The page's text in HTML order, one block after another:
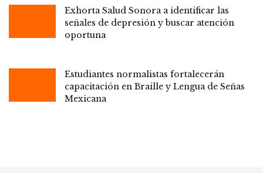
Exhorta Salud Sonora a identificar las
señales de depresión y buscar atención
oportuna
Estudiantes normalistas fortalecerán
capacitación en Braille y Lengua de Señas
Mexicana